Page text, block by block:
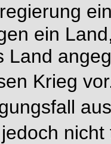
ein
Land
Krieg